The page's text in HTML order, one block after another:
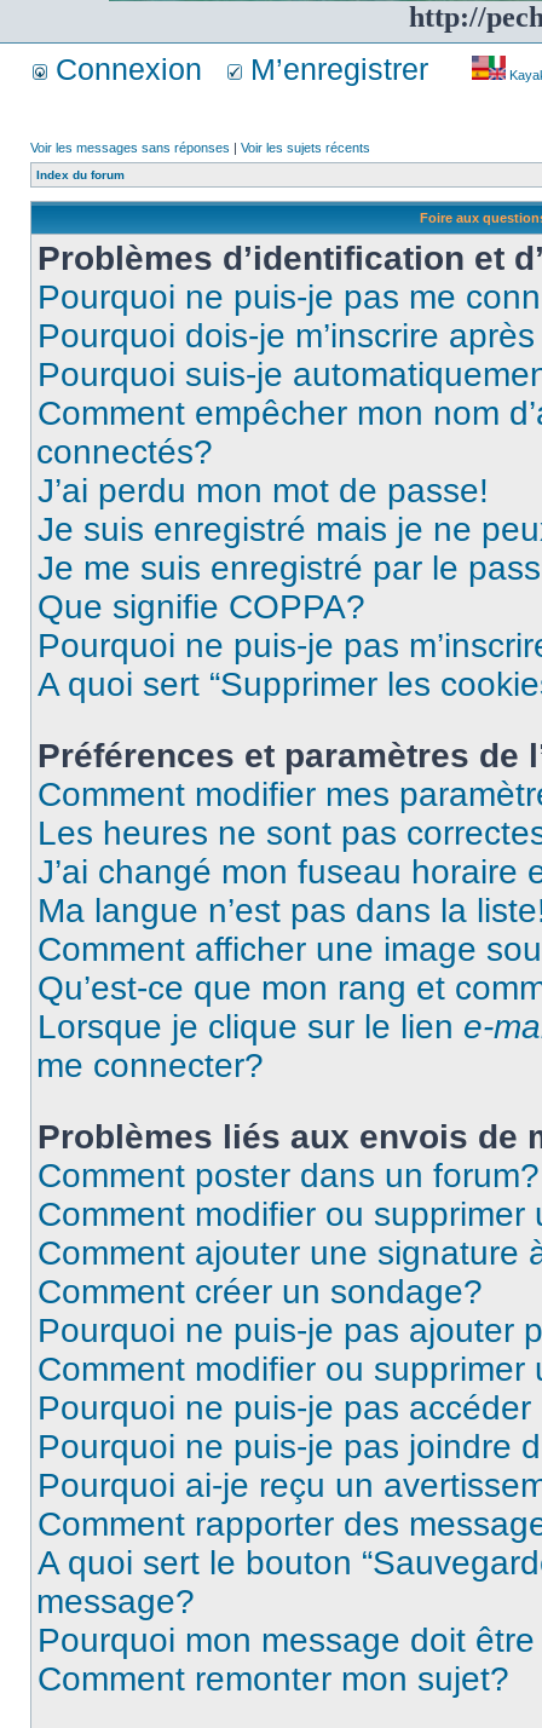
http://
Connexion M’enregistrer
Voir les messages sans réponses | Voir les sujets récents
Index du forum
Foire aux
Problèmes d’identification et
Pourquoi ne puis-je pas me
Pourquoi dois-je m’inscrire
Pourquoi suis-je
Comment empêcher mon nom
connectés?
J’ai perdu mon mot de passe!
Je suis enregistré mais je ne
Je me suis enregistré par le
Que signifie COPPA?
Pourquoi ne puis-je pas
A quoi sert “Supprimer les
Préférences et paramètres de
Comment modifier mes
Les heures ne sont pas
J’ai changé mon fuseau horaire
Ma langue n’est pas dans la
Comment afficher une image
Qu’est-ce que mon rang et
Lorsque je clique sur le lien e-
me connecter?
Problèmes liés aux envois de
Comment poster dans un forum?
Comment modifier ou supprimer
Comment ajouter une signature
Comment créer un sondage?
Pourquoi ne puis-je pas ajouter
Comment modifier ou supprimer
Pourquoi ne puis-je pas
Pourquoi ne puis-je pas joindre
Pourquoi ai-je reçu un
Comment rapporter des
A quoi sert le bouton
message?
Pourquoi mon message doit
Comment remonter mon sujet?